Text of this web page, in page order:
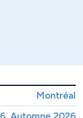
Montréal